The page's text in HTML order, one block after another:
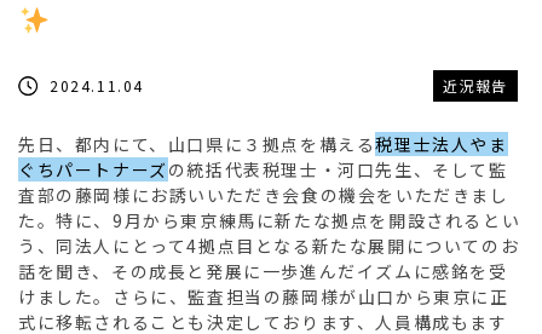
2024.11.04 近況報告
先日、都内にて、山口県に３拠点を構える税理士法人やま
ぐちパートナーズの統括代表税理士・河口先生、そして監
査部の藤岡様にお誘いいただき会食の機会をいただきまし
た。特に、9月から東京練馬に新たな拠点を開設されるとい
う、同法人にとって4拠点目となる新たな展開についてのお
話を聞き、その成長と発展に一歩進んだイズムに感銘を受
けました。さらに、監査担当の藤岡様が山口から東京に正
式に移転されることも決定しております、人員構成もます